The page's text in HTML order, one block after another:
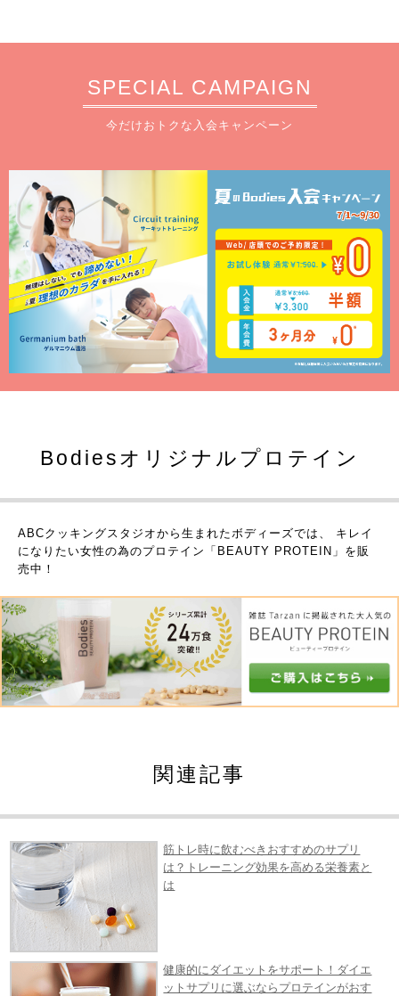
SPECIAL CAMPAIGN
今だけおトクな入会キャンペーン
Bodiesオリジナルプロテイン
ABCクッキングスタジオから生まれたボディーズでは、
キレイ
になりたい女性の為のプロテイン「BEAUTY PROTEIN」を販
売中！
関連記事
筋トレ時に飲むべきおすすめのサプリ
は？トレーニング効果を高める栄養素と
は
健康的にダイエットをサポート！ダイエ
ットサプリに選ぶならプロテインがおす